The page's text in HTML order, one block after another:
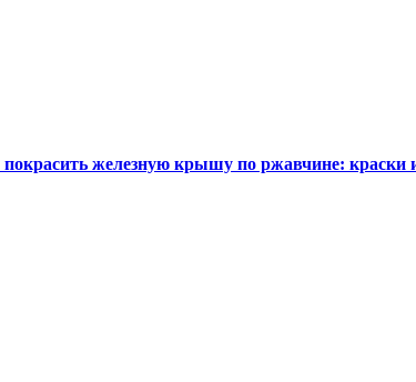
железную крышу по ржавчине: краски